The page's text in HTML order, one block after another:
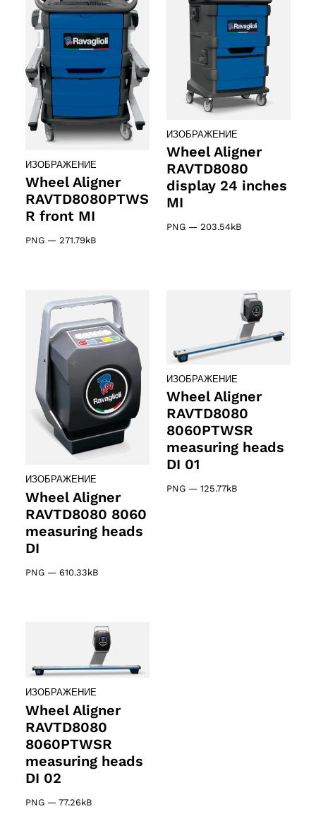
ИЗОБРАЖЕНИЕ
Wheel Aligner
RAVTD8080PTWS
R front MI
PNG — 271.79kB
ИЗОБРАЖЕНИЕ
Wheel Aligner
RAVTD8080
display 24 inches
MI
PNG — 203.54kB
ИЗОБРАЖЕНИЕ
Wheel Aligner
RAVTD8080 8060
measuring heads
DI
PNG — 610.33kB
ИЗОБРАЖЕНИЕ
Wheel Aligner
RAVTD8080
8060PTWSR
measuring heads
DI 01
PNG — 125.77kB
ИЗОБРАЖЕНИЕ
Wheel Aligner
RAVTD8080
8060PTWSR
measuring heads
DI 02
PNG — 77.26kB